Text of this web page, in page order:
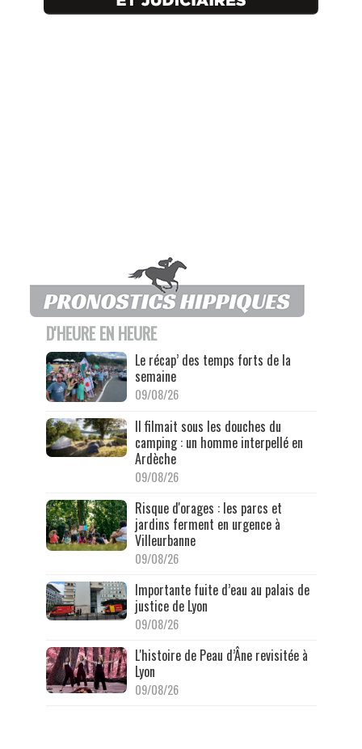
D'HEURE EN HEURE
Le récap’ des temps forts de la
semaine
09/08/26
Il filmait sous les douches du
camping : un homme interpellé en
Ardèche
09/08/26
Risque d'orages : les parcs et
jardins ferment en urgence à
Villeurbanne
09/08/26
Importante fuite d’eau au palais de
justice de Lyon
09/08/26
L'histoire de Peau d’Âne revisitée à
Lyon
09/08/26